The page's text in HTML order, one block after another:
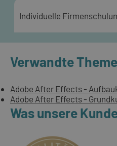
Individuelle
Verwandte
Adobe After Effects -
Adobe After Effects -
Was unsere